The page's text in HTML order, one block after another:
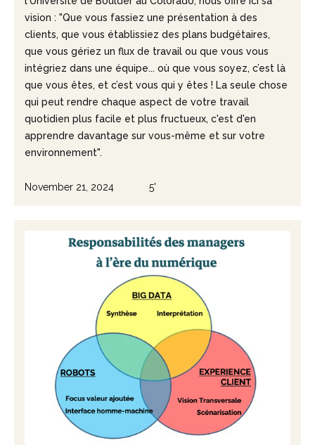
vision : "Que vous fassiez une présentation à des
clients, que vous établissiez des plans budgétaires,
que vous gériez un flux de travail ou que vous vous
intégriez dans une équipe... où que vous soyez, c’est là
que vous êtes, et c’est vous qui y êtes ! La seule chose
qui peut rendre chaque aspect de votre travail
quotidien plus facile et plus fructueux, c'est d'en
apprendre davantage sur vous-même et sur votre
environnement".
November 21, 2024 5'